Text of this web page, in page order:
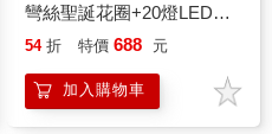
彎絲聖誕花圈+20燈LED暖
白光燈串
54 折 特價 688 元
加入購物車